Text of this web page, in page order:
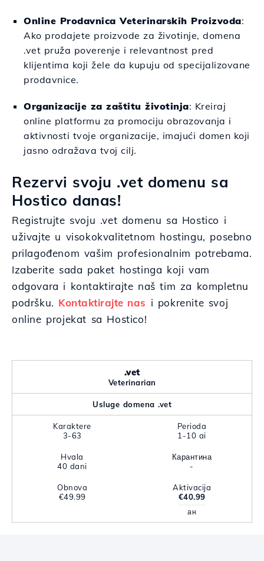
Online Prodavnica Veterinarskih Proizvoda:
Ako prodajete proizvode za životinje, domena
.vet pruža poverenje i relevantnost pred
klijentima koji žele da kupuju od specijalizovane
prodavnice.
Organizacije za zaštitu životinja: Kreiraj
online platformu za promociju obrazovanja i
aktivnosti tvoje organizacije, imajući domen koji
jasno odražava tvoj cilj.
Rezervi svoju .vet domenu sa
Hostico danas!
Registrujte svoju .vet domenu sa Hostico i
uživajte u visokokvalitetnom hostingu, posebno
prilagođenom vašim profesionalnim potrebama.
Izaberite sada paket hostinga koji vam
odgovara i kontaktirajte naš tim za kompletnu
podršku. Kontaktirajte nas i pokrenite svoj
online projekat sa Hostico!
.vet
Veterinarian
Usluge domena .vet
Karaktere
3-63
Perioda
1-10 ai
Hvala
40 dani
Карантина
-
Obnova
€49.99
Aktivacija
€40.99
ан